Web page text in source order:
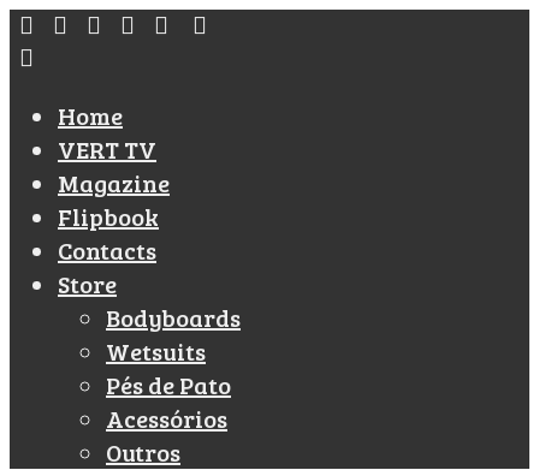
Home
VERT TV
Magazine
Flipbook
Contacts
Store
Bodyboards
Wetsuits
Pés de Pato
Acessórios
Outros